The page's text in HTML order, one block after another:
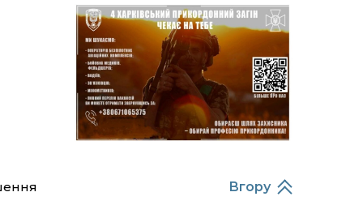
14:37
21 лип
Захищав кордон до
останнього подиху:
пам’яті полеглого
прикордонника
Олександра Кичаня
(ВІДЕО)
11:28
Від штанги до «крил»: як
спорт і характер
перемогу на Донеччині
Вгору